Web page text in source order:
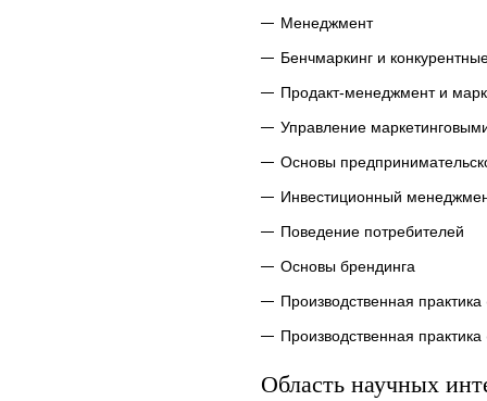
Менеджмент
Бенчмаркинг и
Продакт-менеджмент и
Управление
Основы
Инвестиционный
Поведение потребителей
Основы брендинга
Производственная
Производственная
Область научных